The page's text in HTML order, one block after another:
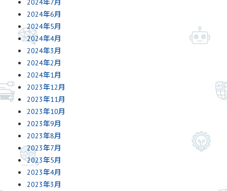
2024年7月
2024年6月
2024年5月
2024年4月
2024年3月
2024年2月
2024年1月
2023年12月
2023年11月
2023年10月
2023年9月
2023年8月
2023年7月
2023年5月
2023年4月
2023年3月